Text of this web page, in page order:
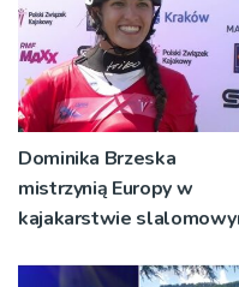
Dominika Brzeska
mistrzynią Europy w
kajakarstwie